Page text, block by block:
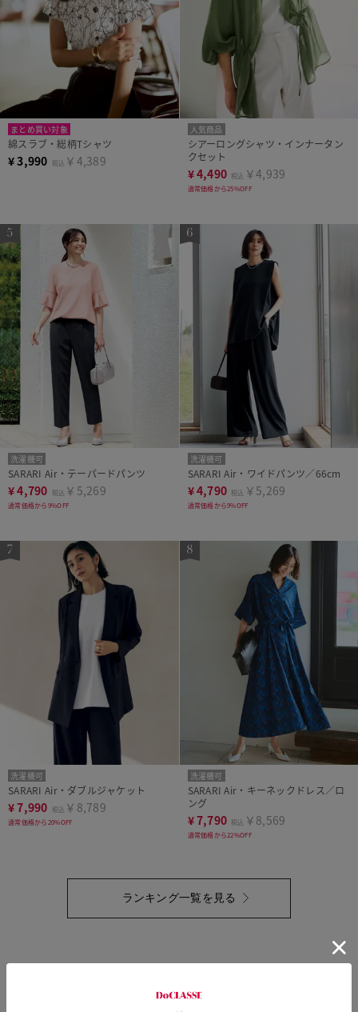
まとめ買い対象
綿スラブ・総柄Tシャツ
¥3,990 税込 ￥4,389
人気商品
シアーロングシャツ・インナータン
クセット
¥4,490 税込 ￥4,939
通常価格から25%OFF
洗濯機可
SARARI Air・テーパードパンツ
¥4,790 税込 ￥5,269
通常価格から9%OFF
洗濯機可
SARARI Air・ワイドパンツ／66cm
¥4,790 税込 ￥5,269
通常価格から9%OFF
洗濯機可
SARARI Air・ダブルジャケット
¥7,990 税込 ￥8,789
通常価格から20%OFF
洗濯機可
SARARI Air・キーネックドレス／ロ
ング
¥7,790 税込 ￥8,569
通常価格から22%OFF
ランキング一覧を見る